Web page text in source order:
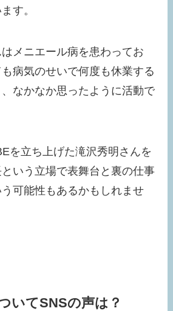
す。
メニエール病を患わってお
病気のせいで何度も休業する
なかなか思ったように活動で
を立ち上げた滝沢秀明さんを
いう立場で表舞台と裏の仕事
可能性もあるかもしれませ
いてSNSの声は？